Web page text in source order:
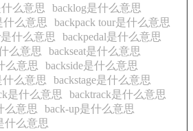
什么意思
backlog是什么意思
什么意思
backpack tour是什么意思
是什么意思
backpedal是什么意思
么意思
backseat是什么意思
么意思
backside是什么意思
什么意思
backstage是什么意思
是什么意思
backtrack是什么意思
么意思
back-up是什么意思
什么意思